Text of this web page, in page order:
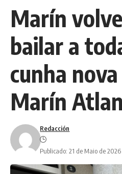
Marín
bailar a
cunha
Marín
Redacción
Publicado: 21 de Maio de 2026